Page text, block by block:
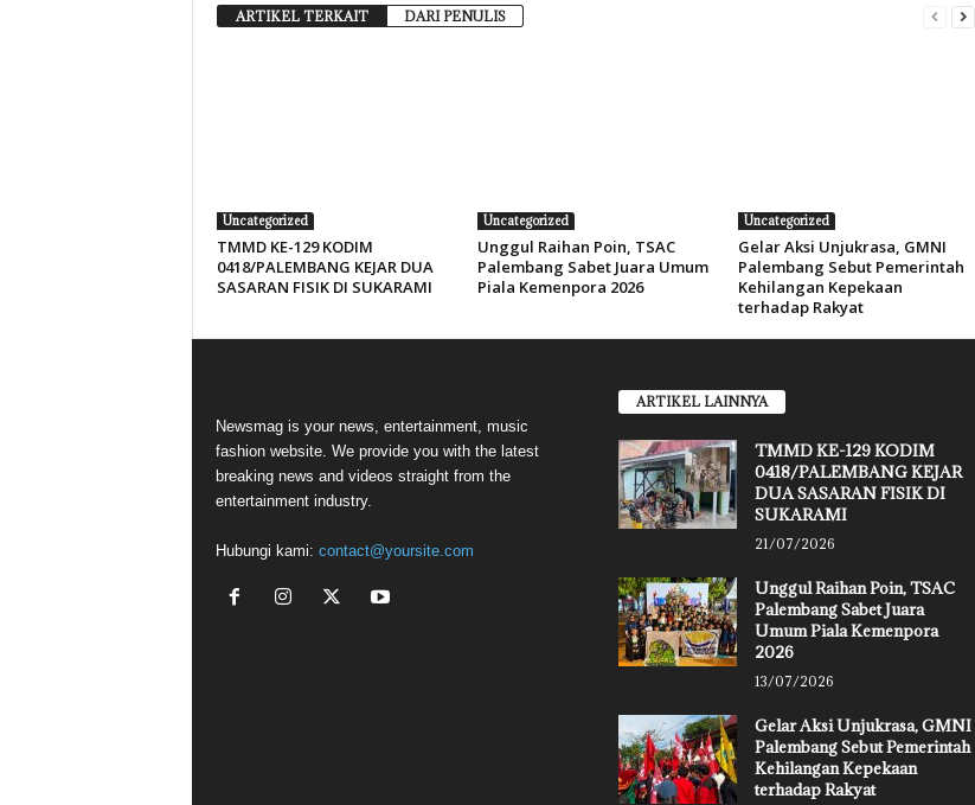
ARTIKEL TERKAIT DARI PENULIS
Uncategorized
TMMD KE-129 KODIM
0418/PALEMBANG KEJAR DUA
SASARAN FISIK DI SUKARAMI
Uncategorized
Unggul Raihan Poin, TSAC
Palembang Sabet Juara Umum
Piala Kemenpora 2026
Uncategorized
Gelar Aksi Unjukrasa, GMNI
Palembang Sebut Pemerintah
Kehilangan Kepekaan
terhadap Rakyat
Newsmag is your news, entertainment, music
fashion website. We provide you with the latest
breaking news and videos straight from the
entertainment industry.
Hubungi kami: contact@yoursite.com
ARTIKEL LAINNYA
TMMD KE-129 KODIM
0418/PALEMBANG KEJAR
DUA SASARAN FISIK DI
SUKARAMI
21/07/2026
Unggul Raihan Poin, TSAC
Palembang Sabet Juara
Umum Piala Kemenpora
2026
13/07/2026
Gelar Aksi Unjukrasa, GMNI
Palembang Sebut Pemerintah
Kehilangan Kepekaan
terhadap Rakyat